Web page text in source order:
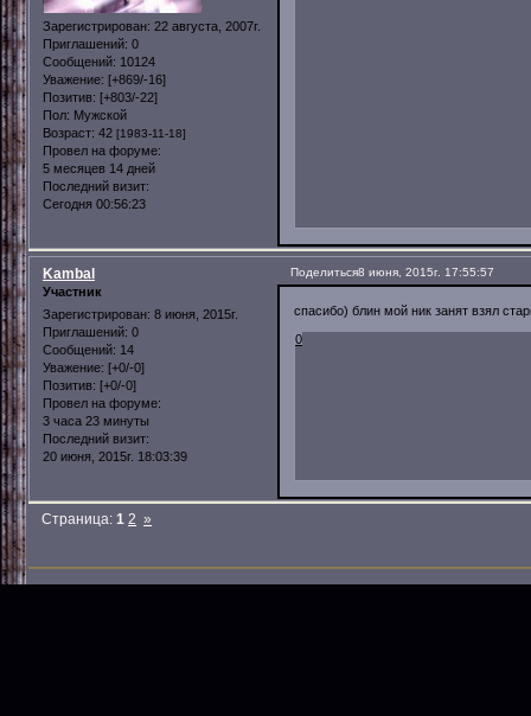
Зарегистрирован: 22 августа, 2007г.
Приглашений: 0
Сообщений: 10124
Уважение: [+869/-16]
Позитив: [+803/-22]
Пол: Мужской
Возраст: 42 [1983-11-18]
Провел на форуме:
5 месяцев 14 дней
Последний визит:
Сегодня 00:56:23
Поделиться8 июня, 2015г. 17:55:57
Kambal
Участник
Зарегистрирован: 8 июня, 2015г.
Приглашений: 0
Сообщений: 14
Уважение: [+0/-0]
Позитив: [+0/-0]
Провел на форуме:
3 часа 23 минуты
Последний визит:
20 июня, 2015г. 18:03:39
спасибо) блин мой ник занят взял
0
Страница:1 2 »